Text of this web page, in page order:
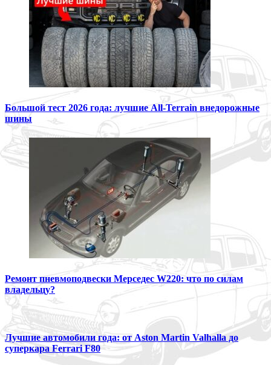
Большой тест 2026 года: лучшие All-Terrain внедорожные
шины
Ремонт пневмоподвески Мерседес W220: что по силам
владельцу?
Лучшие автомобили года: от Aston Martin Valhalla до
суперкара Ferrari F80